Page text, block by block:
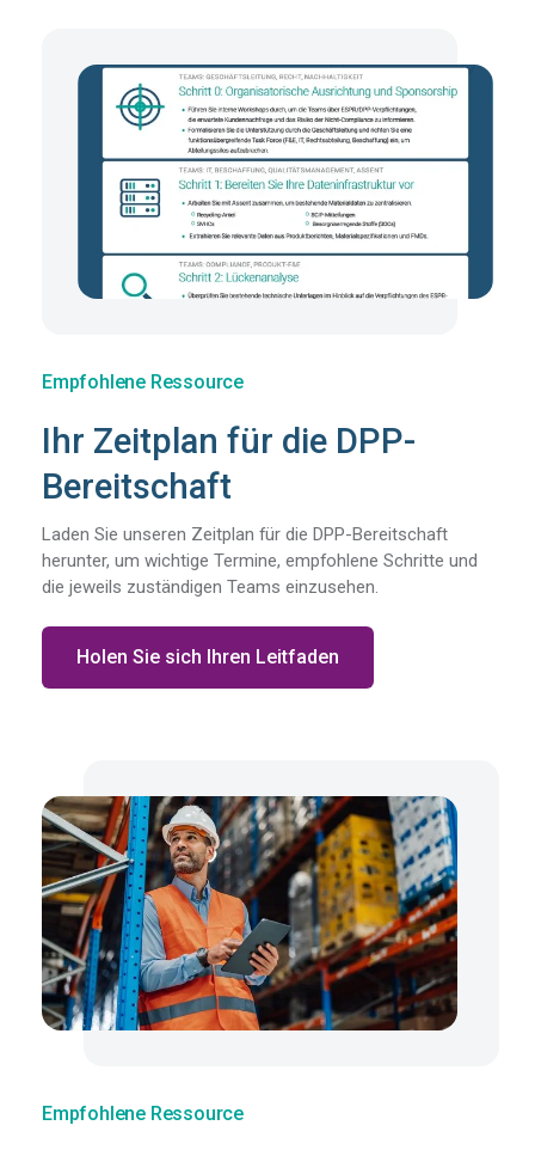
Empfohlene Ressource
Ihr Zeitplan für die DPP-
Bereitschaft
Laden Sie unseren Zeitplan für die DPP-Bereitschaft
herunter, um wichtige Termine, empfohlene Schritte und
die jeweils zuständigen Teams einzusehen.
Holen Sie sich Ihren Leitfaden
Empfohlene Ressource